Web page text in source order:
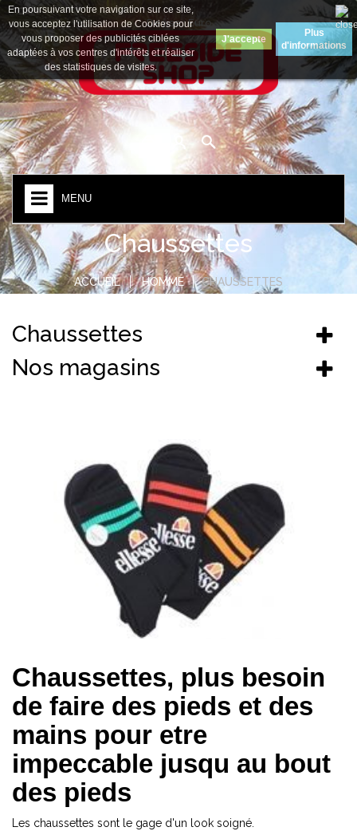
Devise : Euro
MENU
En poursuivant votre navigation sur ce site,
vous acceptez l'utilisation de Cookies pour
vous proposer des publicités ciblées
adaptées à vos centres d'intérêts et réaliser
des statistiques de visites.
J'accepte
Plus
d'informations
Chaussettes
ACCUEIL HOMME CHAUSSETTES
Chaussettes
Nos magasins
Chaussettes, plus besoin
de faire des pieds et des
mains pour etre
impeccable jusqu au bout
des pieds
Les chaussettes sont le gage d'un look soigné.